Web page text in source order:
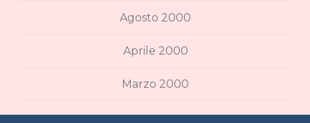
Agosto 2000
Aprile 2000
Marzo 2000